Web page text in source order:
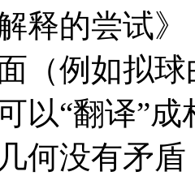
释的尝试
（例如拟
以“翻译”
何没有矛